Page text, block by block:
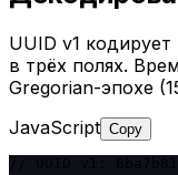
UUID v1
в трёх полях.
Gregorian-эпохе
JavaScript Copy